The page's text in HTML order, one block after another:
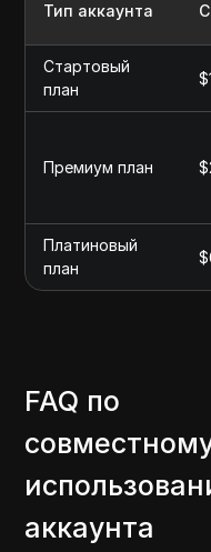
Тип аккаунта
Стартовый
план
Премиум план
Платиновый
план
FAQ по
аккаунта